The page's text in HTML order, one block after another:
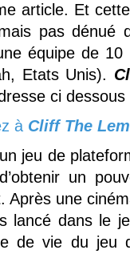
article. Et
pas dénué
équipe de 10
Etats Unis).
ci dessous
à Cliff The
jeu de
un
Après une
lancé dans le
de vie du jeu